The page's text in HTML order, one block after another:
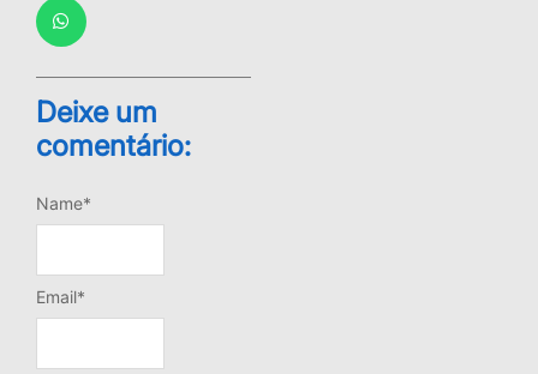
Deixe um
comentário:
Leave a Reply
Name*
Email*